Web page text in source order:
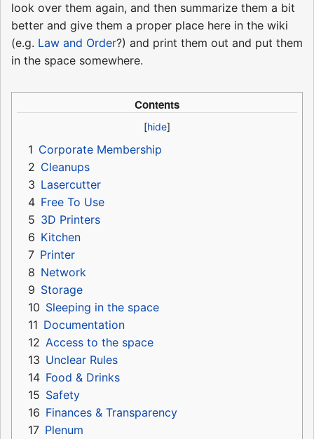
look over them again, and then summarize them a bit
better and give them a proper place here in the wiki
(e.g. Law and Order?) and print them out and put them
in the space somewhere.
Contents
1 Corporate Membership
2 Cleanups
3 Lasercutter
4 Free To Use
5 3D Printers
6 Kitchen
7 Printer
8 Network
9 Storage
10 Sleeping in the space
11 Documentation
12 Access to the space
13 Unclear Rules
14 Food & Drinks
15 Safety
16 Finances & Transparency
17 Plenum